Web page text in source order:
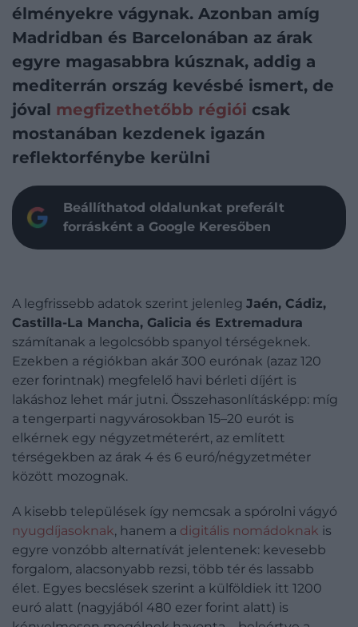
élményekre vágynak. Azonban amíg
Madridban és Barcelonában az árak
egyre magasabbra kúsznak, addig a
mediterrán ország kevésbé ismert, de
jóval megfizethetőbb régiói csak
mostanában kezdenek igazán
reflektorfénybe kerülni
Beállíthatod oldalunkat preferált
forrásként a Google Keresőben
A legfrissebb adatok szerint jelenleg Jaén, Cádiz,
Castilla-La Mancha, Galicia és Extremadura
számítanak a legolcsóbb spanyol térségeknek.
Ezekben a régiókban akár 300 eurónak (azaz 120
ezer forintnak) megfelelő havi bérleti díjért is
lakáshoz lehet már jutni. Összehasonlításképp: míg
a tengerparti nagyvárosokban 15–20 eurót is
elkérnek egy négyzetméterért, az említett
térségekben az árak 4 és 6 euró/négyzetméter
között mozognak.
A kisebb települések így nemcsak a spórolni vágyó
nyugdíjasoknak, hanem a digitális nomádoknak is
egyre vonzóbb alternatívát jelentenek: kevesebb
forgalom, alacsonyabb rezsi, több tér és lassabb
élet. Egyes becslések szerint a külföldiek itt 1200
euró alatt (nagyjából 480 ezer forint alatt) is